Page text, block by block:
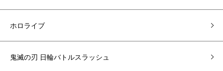
ホロライブ
鬼滅の刃 日輪バトルスラッシュ